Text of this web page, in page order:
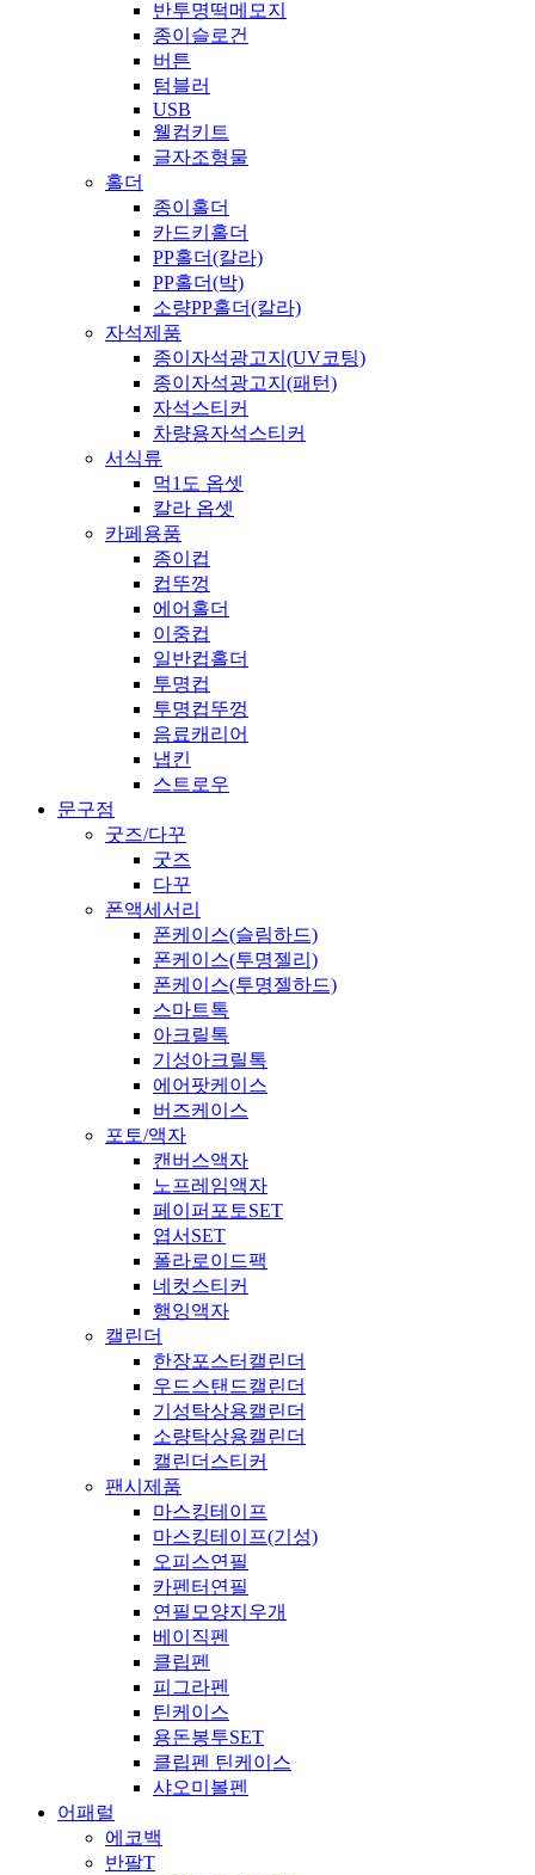
반투명떡메모지
종이슬로건
버튼
텀블러
USB
웰컴키트
글자조형물
홀더
종이홀더
카드키홀더
PP홀더(칼라)
PP홀더(박)
소량PP홀더(칼라)
자석제품
종이자석광고지(UV코팅)
종이자석광고지(패턴)
자석스티커
차량용자석스티커
서식류
먹1도 옵셋
칼라 옵셋
카페용품
종이컵
컵뚜껑
에어홀더
이중컵
일반컵홀더
투명컵
투명컵뚜껑
음료캐리어
냅킨
스트로우
문구점
굿즈/다꾸
굿즈
다꾸
폰액세서리
폰케이스(슬림하드)
폰케이스(투명젤리)
폰케이스(투명젤하드)
스마트톡
아크릴톡
기성아크릴톡
에어팟케이스
버즈케이스
포토/액자
캔버스액자
노프레임액자
페이퍼포토SET
엽서SET
폴라로이드팩
네컷스티커
행잉액자
캘린더
한장포스터캘린더
우드스탠드캘린더
기성탁상용캘린더
소량탁상용캘린더
캘린더스티커
팬시제품
마스킹테이프
마스킹테이프(기성)
오피스연필
카펜터연필
연필모양지우개
베이직펜
클립펜
피그라펜
틴케이스
용돈봉투SET
클립펜 틴케이스
샤오미볼펜
어패럴
에코백
반팔T